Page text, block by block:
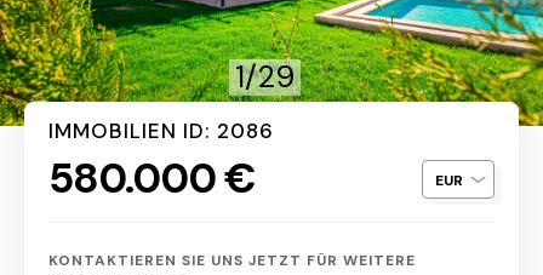
1/29
IMMOBILIEN ID: 2086
580.000 €
KONTAKTIEREN SIE UNS JETZT FÜR WEITERE